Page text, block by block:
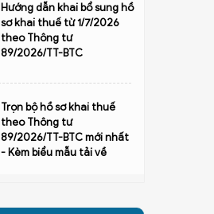
Hướng dẫn khai bổ sung hồ
sơ khai thuế từ 1/7/2026
theo Thông tư
89/2026/TT-BTC
Trọn bộ hồ sơ khai thuế
theo Thông tư
89/2026/TT-BTC mới nhất
- Kèm biểu mẫu tải về